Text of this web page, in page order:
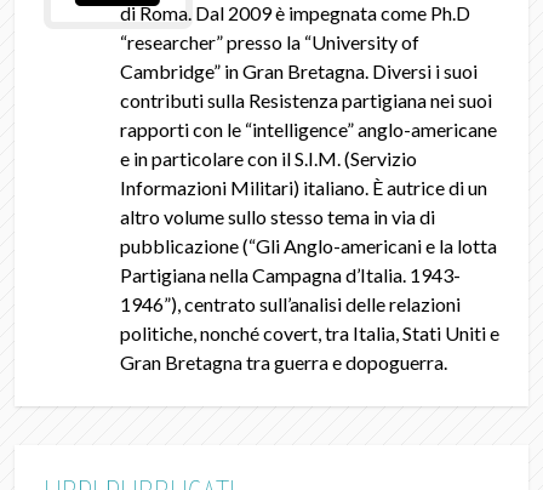
di Roma. Dal 2009 è impegnata come Ph.D
“researcher” presso la “University of
Cambridge” in Gran Bretagna. Diversi i suoi
contributi sulla Resistenza partigiana nei suoi
rapporti con le “intelligence” anglo-americane
e in particolare con il S.I.M. (Servizio
Informazioni Militari) italiano. È autrice di un
altro volume sullo stesso tema in via di
pubblicazione (“Gli Anglo-americani e la lotta
Partigiana nella Campagna d’Italia. 1943-
1946”), centrato sull’analisi delle relazioni
politiche, nonché covert, tra Italia, Stati Uniti e
Gran Bretagna tra guerra e dopoguerra.